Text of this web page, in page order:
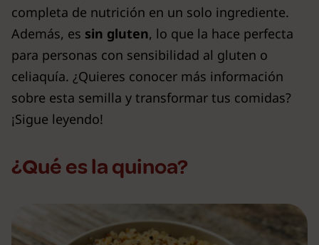
completa de nutrición en un solo ingrediente.
Además, es sin gluten, lo que la hace perfecta
para personas con sensibilidad al gluten o
celiaquía. ¿Quieres conocer más información
sobre esta semilla y transformar tus comidas?
¡Sigue leyendo!
¿Qué es la quinoa?